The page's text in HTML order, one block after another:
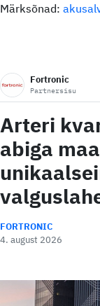
Märksõnad:
Fortronic
Partnersisu
Arteri
abiga
FORTRONIC
4. august 2026